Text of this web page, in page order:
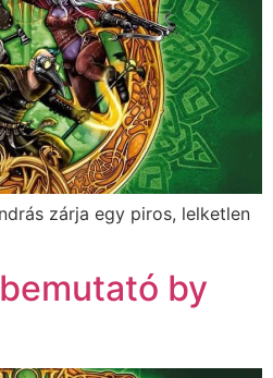
zárja egy piros, lelketlen
by